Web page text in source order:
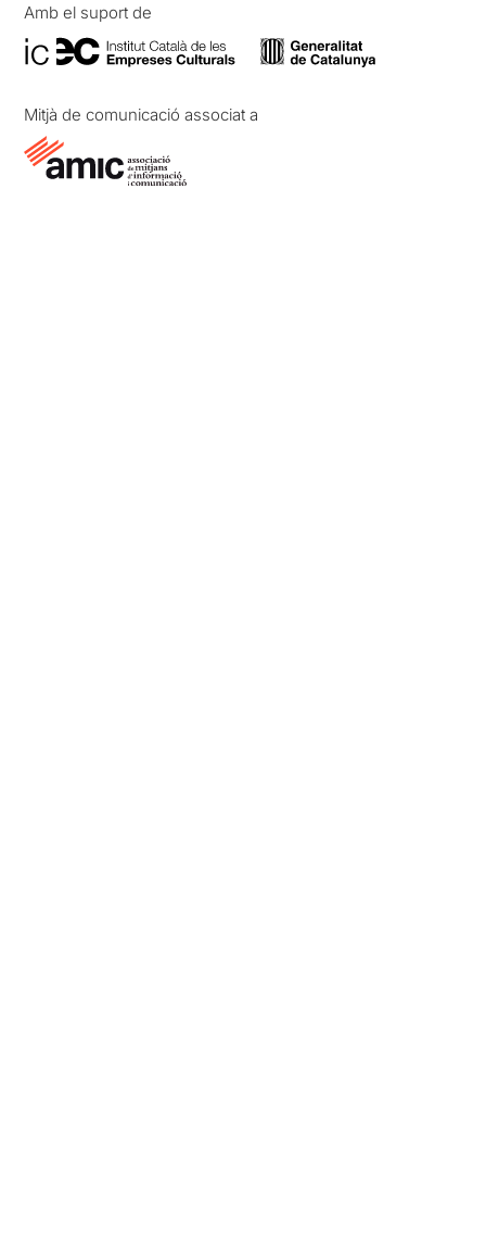
Amb el suport de
Mitjà de comunicació associat a